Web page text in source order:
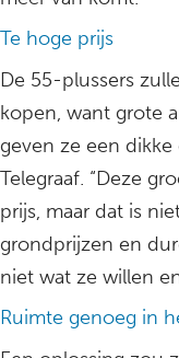
Te hoge prijs
De 55-plussers
kopen, want grote
geven ze een
Telegraaf. “Deze
prijs, maar dat is
grondprijzen en
niet wat ze willen
Ruimte genoeg in